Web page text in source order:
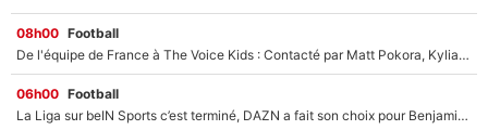
08h00 Football
De l'équipe de France à The Voice Kids : Contacté par Matt Pokora, Kylian Mbappé a accepté de jouer un rôle inédit sur TF1 !
06h00 Football
La Liga sur beIN Sports c’est terminé, DAZN a fait son choix pour Benjamin Da Silva et Omar Da Fonseca !